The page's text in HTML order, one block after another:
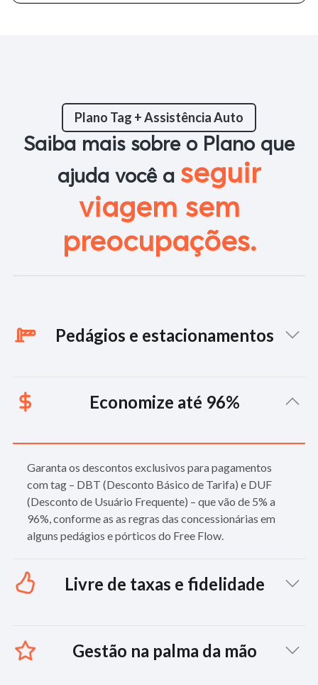
Plano Tag + Assistência Auto
Saiba mais sobre o Plano que
ajuda você a seguir
viagem sem
preocupações.
Pedágios e estacionamentos
as rodovias pedagiadas do Brasil, em todos os pórticos do
Economize até 96%
Garanta os descontos exclusivos para pagamentos
com tag – DBT (Desconto Básico de Tarifa) e DUF
(Desconto de Usuário Frequente) – que vão de 5% a
96%, conforme as as regras das concessionárias em
alguns pedágios e pórticos do Free Flow.
Livre de taxas e fidelidade
taxas para recargas. E ao final, se você desisitr da sua tag,
Gestão na palma da mão